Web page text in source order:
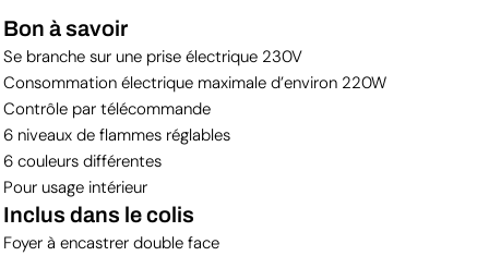
Bon à savoir
Se branche sur une prise électrique 230V
Consommation électrique maximale d’environ 220W
Contrôle par télécommande
6 niveaux de flammes réglables
6 couleurs différentes
Pour usage intérieur
Inclus dans le colis
Foyer à encastrer double face